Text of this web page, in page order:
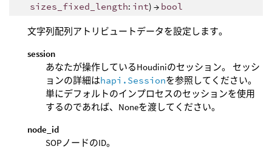
sizes_fixed_length: int) → bool
文字列配列アトリビュートデータを設定します。
session
あなたが操作しているHoudiniのセッション。 セッシ
ョンの詳細はhapi.Sessionを参照してください。
単にデフォルトのインプロセスのセッションを使用
するのであれば、Noneを渡してください。
node_id
SOPノードのID。